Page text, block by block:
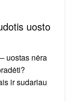
uosto
uostas nėra
ir sudariau